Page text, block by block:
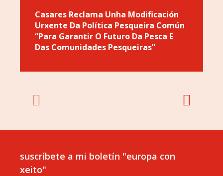
Casares Reclama Unha Modificación
Urxente Da Política Pesqueira Común
“para Garantir O Futuro Da Pesca E
Das Comunidades Pesqueiras”
suscríbete a mi boletín "europa con
xeito"